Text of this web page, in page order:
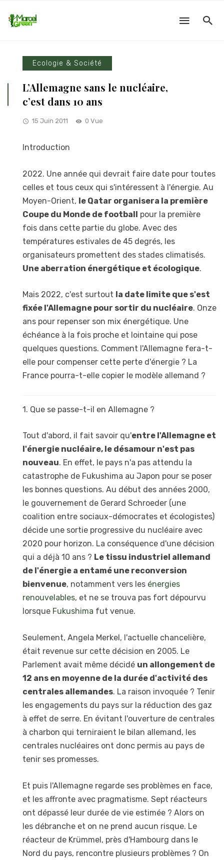
Ecologie & Société
L’Allemagne sans le nucléaire,
c’est dans 10 ans
15 Juin 2011 0 Vue
Introduction
2022. Une année qui devrait faire date pour toutes
celles et tous ceux qui s'intéressent à l'énergie. Au
Moyen-Orient, le Qatar organisera la première
Coupe du Monde de football pour la première
fois dans cette partie du globe. Avec des
températures estivales de 45 degrés, les
organisateurs promettent des stades climatisés.
Une aberration énergétique et écologique.
Mais 2022, c'est surtout la date limite que s'est
fixée l'Allemagne pour sortir du nucléaire. Onze
ans pour repenser son mix énergétique. Une
échéance à la fois proche et lointaine qui pose
quelques questions. Comment l'Allemagne fera-t-
elle pour compenser cette perte d'énergie ? La
France pourra-t-elle copier le modèle allemand ?
1. Que se passe-t-il en Allemagne ?
Tout d'abord, il fait savoir qu'entre l'Allemagne et
l'énergie nucléaire, le désamour n'est pas
nouveau. En effet, le pays n'a pas attendu la
catastrophe de Fukushima au Japon pour se poser
les bonnes questions. Au début des années 2000,
le gouvernement de Gerard Schroeder (une
coalition entre sociaux-démocrates et écologistes)
décide une sortie progressive du nucléaire avec
2020 pour horizon. La conséquence d'une décision
qui a déjà 10 ans ? Le tissu industriel allemand
de l'énergie a entamé une reconversion
bienvenue, notamment vers les énergies
renouvelables, et ne se trouva pas fort dépourvu
lorsque Fukushima fut venue.
Seulement, Angela Merkel, l'actuelle chancelière,
était revenue sur cette décision en 2005. Le
Parlement avait même décidé un allongement de
12 ans en moyenne de la durée d'activité des
centrales allemandes. La raison invoquée ? Tenir
les engagements du pays sur la réduction des gaz
à effet de serre. En évitant l'ouverture de centrales
à charbon qui terniraient le bilan allemand, les
centrales nucléaires ont donc permis au pays de
tenir ses promesses.
Et puis l'Allemagne regarde ses problèmes en face,
et les affronte avec pragmatisme. Sept réacteurs
ont dépassé leur durée de vie estimée ? Alors on
les débranche et on ne prend aucun risque. Le
réacteur de Krümmel, près d'Hambourg dans le
Nord du pays, rencontre plusieurs problèmes ? On